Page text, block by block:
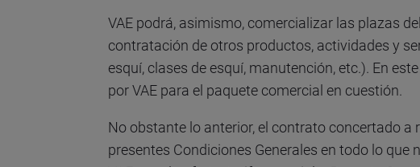
VAE podrá, asimismo, comercializar las plazas
contratación de otros productos, actividades y
esquí, clases de esquí, manutención, etc.). En
por VAE para el paquete comercial en cuestión.
No obstante lo anterior, el contrato concertado
presentes Condiciones Generales en todo lo